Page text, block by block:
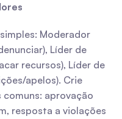
Moderador
Líder de
recursos), Líder de
apelos). Crie
aprovação
resposta a violações